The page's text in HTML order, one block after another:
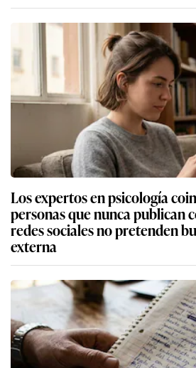
Los expertos en psicología
personas que nunca publican
redes sociales no pretenden
externa